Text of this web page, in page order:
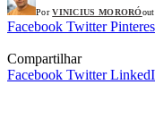
Por VINICIUS MORORÓ
Facebook Twitter
Compartilhar
Facebook Twitter